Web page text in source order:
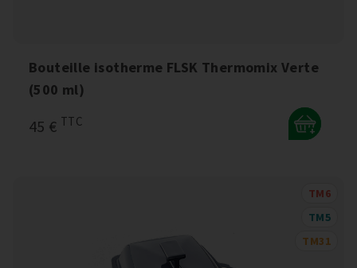
Bouteille isotherme FLSK Thermomix Verte
(500 ml)
45 € TTC
+
TM6
TM5
TM31